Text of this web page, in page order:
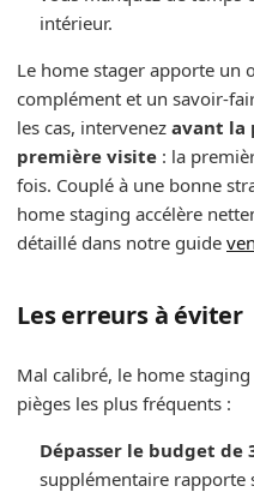
intérieur.
Le home stager apporte
complément et un savoir-
les cas, intervenez avant la
première visite : la
fois. Couplé à une bonne
home staging accélère
détaillé dans notre guide
Les erreurs à éviter
Mal calibré, le home
pièges les plus fréquents :
Dépasser le budget de
supplémentaire rapporte